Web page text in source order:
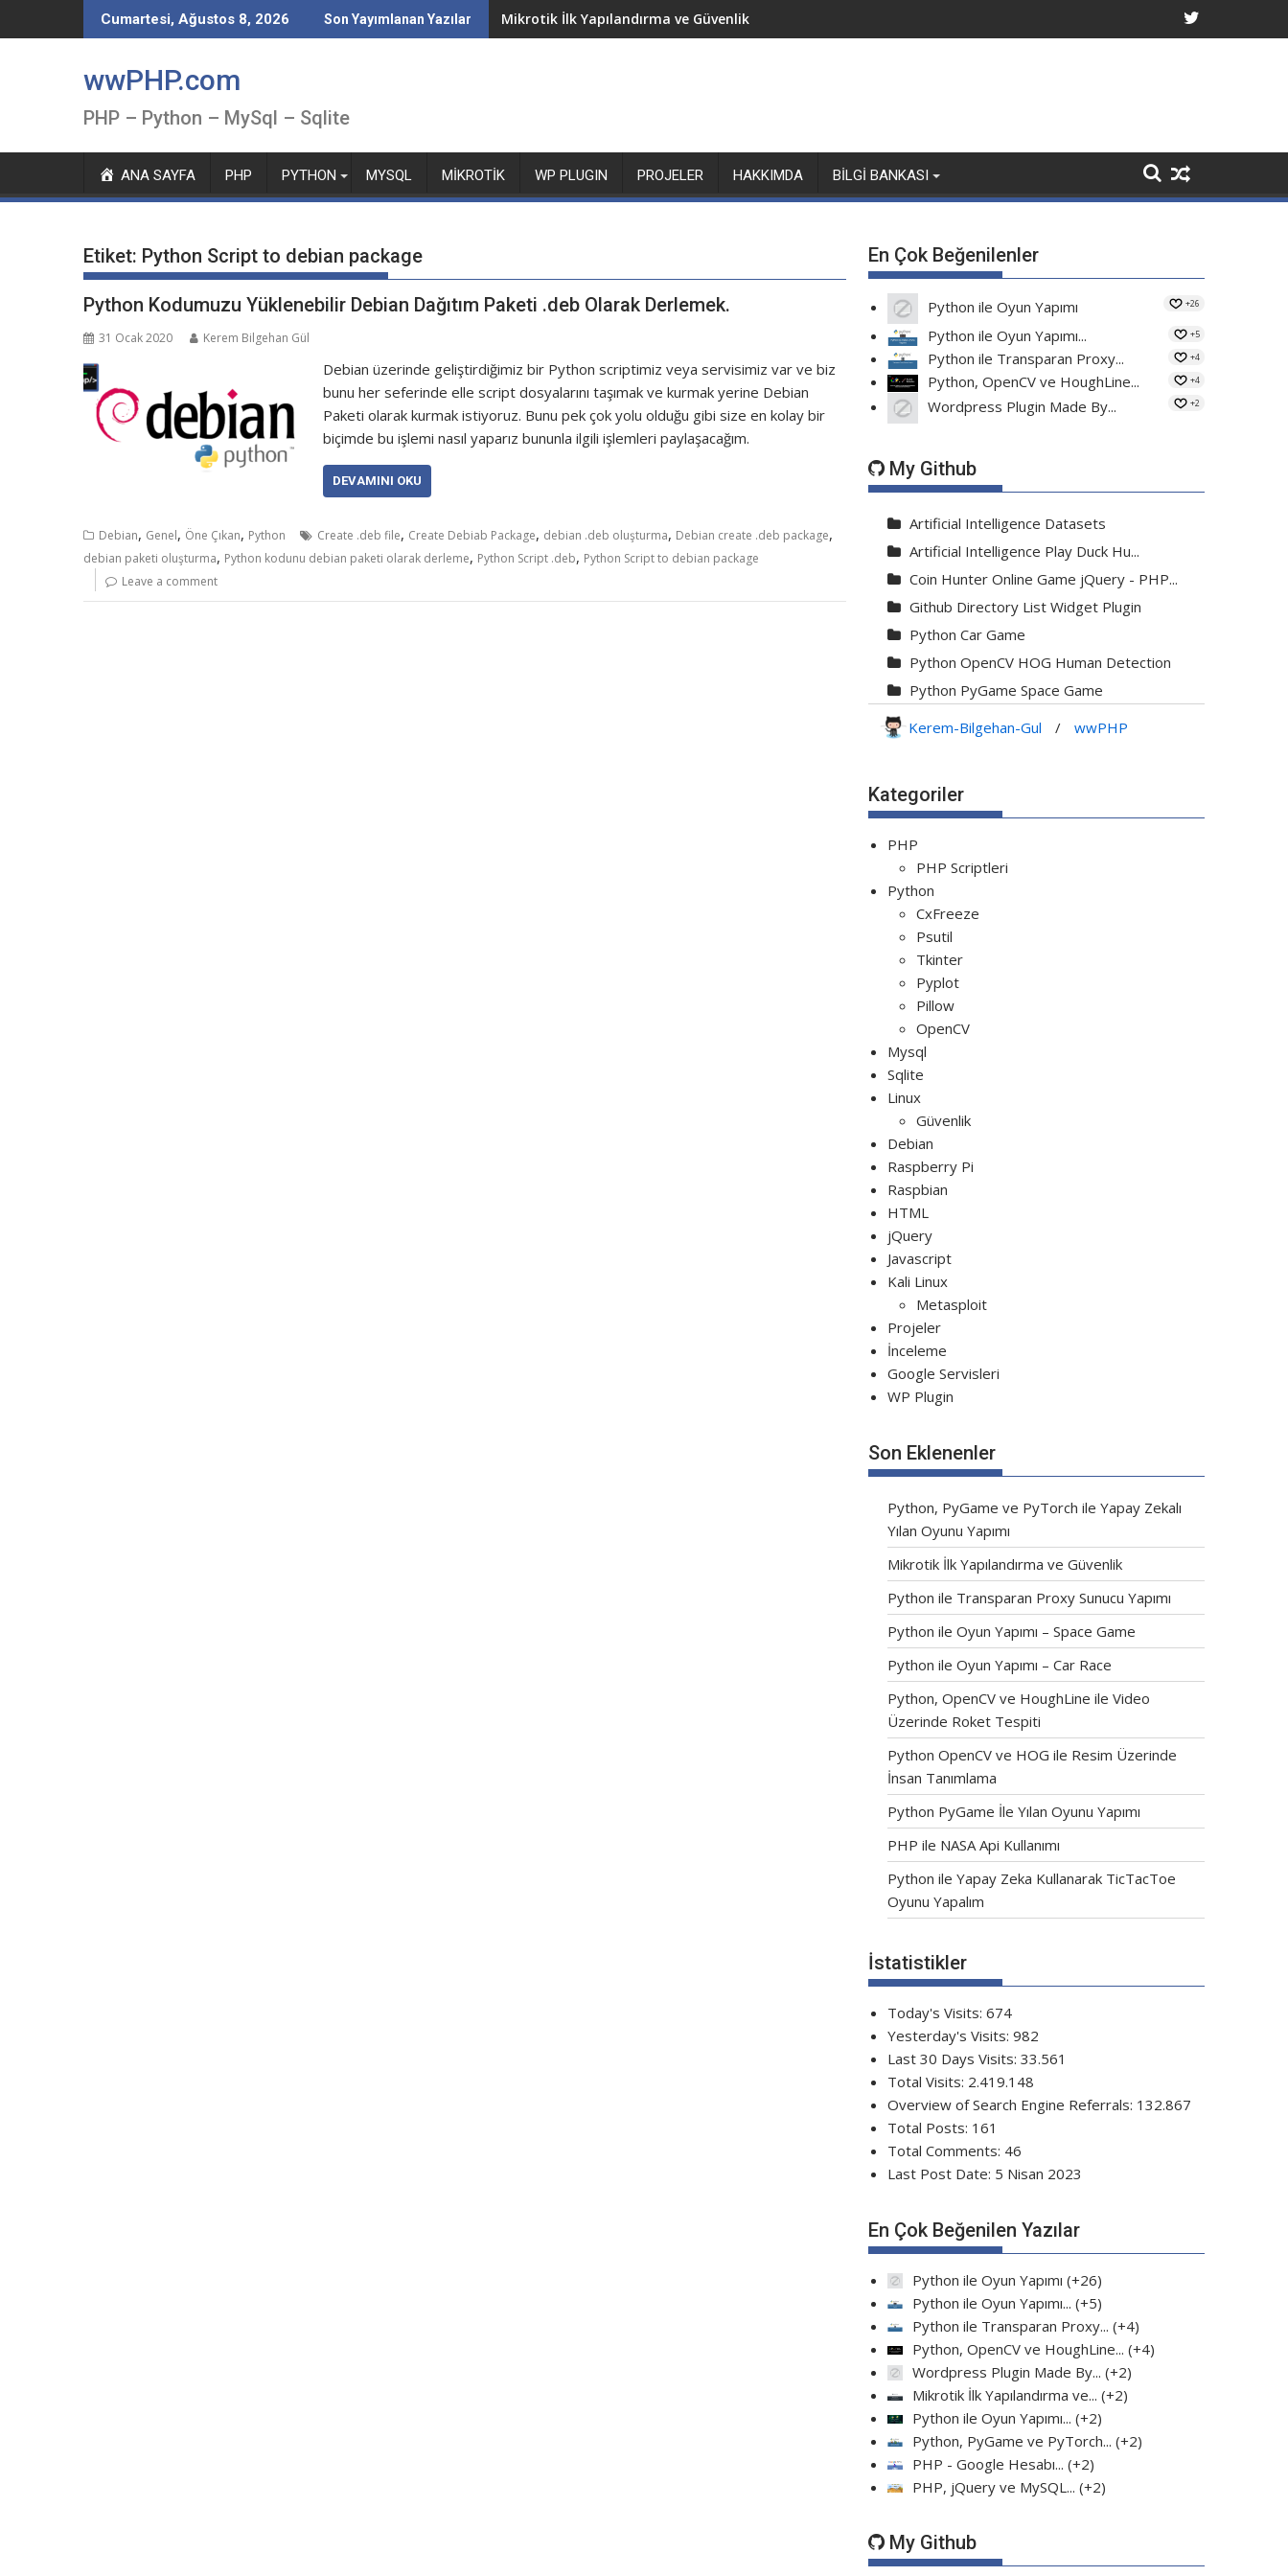
to
Cumartesi, Ağustos 8, 2026 Son Yayımlanan Yazılar Mikrotik İlk Yapılandırma ve Güvenlik
wwPHP.com
PHP – Python – MySql – Sqlite
ANA SAYFA PHP PYTHON MYSQL MIKROTIK WP PLUGIN PROJELER HAKKIMDA BILGI BANKASI
Etiket: Python Script to debian package
Python Kodumuzu Yüklenebilir Debian Dağıtım Paketi .deb Olarak Derlemek.
31 Ocak 2020 Kerem Bilgehan Gül
Debian üzerinde geliştirdiğimiz bir Python scriptimiz veya servisimiz var ve biz
bunu her seferinde elle script dosyalarını taşımak ve kurmak yerine Debian
Paketi olarak kurmak istiyoruz. Bunu pek çok yolu olduğu gibi size en kolay bir
biçimde bu işlemi nasıl yaparız bununla ilgili işlemleri paylaşacağım.
DEVAMINI OKU
Debian, Genel, Öne Çıkan, Python Create .deb file, Create Debiab Package, debian .deb oluşturma, Debian create .deb package,
debian paketi oluşturma, Python kodunu debian paketi olarak derleme, Python Script .deb, Python Script to debian package
Leave a comment
En Çok Beğenilenler
Python ile Oyun Yapımı +26
Python ile Oyun Yapımı... +5
Python ile Transparan Proxy... +4
Python, OpenCV ve HoughLine... +4
Wordpress Plugin Made By... +2
My Github
Artificial Intelligence Datasets
Artificial Intelligence Play Duck Hu...
Coin Hunter Online Game jQuery - PHP...
Github Directory List Widget Plugin
Python Car Game
Python OpenCV HOG Human Detection
Python PyGame Space Game
Python Transparent Proxy Server
Kerem-Bilgehan-Gul / wwPHP
Kategoriler
PHP
PHP Scriptleri
Python
CxFreeze
Psutil
Tkinter
Pyplot
Pillow
OpenCV
Mysql
Sqlite
Linux
Güvenlik
Debian
Raspberry Pi
Raspbian
HTML
jQuery
Javascript
Kali Linux
Metasploit
Projeler
İnceleme
Google Servisleri
WP Plugin
Son Eklenenler
Python, PyGame ve PyTorch ile Yapay Zekalı
Yılan Oyunu Yapımı
Mikrotik İlk Yapılandırma ve Güvenlik
Python ile Transparan Proxy Sunucu Yapımı
Python ile Oyun Yapımı – Space Game
Python ile Oyun Yapımı – Car Race
Python, OpenCV ve HoughLine ile Video
Üzerinde Roket Tespiti
Python OpenCV ve HOG ile Resim Üzerinde
İnsan Tanımlama
Python PyGame İle Yılan Oyunu Yapımı
PHP ile NASA Api Kullanımı
Python ile Yapay Zeka Kullanarak TicTacToe
Oyunu Yapalım
İstatistikler
Today's Visits: 674
Yesterday's Visits: 982
Last 30 Days Visits: 33.561
Total Visits: 2.419.148
Overview of Search Engine Referrals: 132.867
Total Posts: 161
Total Comments: 46
Last Post Date: 5 Nisan 2023
En Çok Beğenilen Yazılar
Python ile Oyun Yapımı +26
Python ile Oyun Yapımı... +5
Python ile Transparan Proxy... +4
Python, OpenCV ve HoughLine... +4
Wordpress Plugin Made By... +2
Mikrotik İlk Yapılandırma ve... +2
Python ile Oyun Yapımı... +2
Python, PyGame ve PyTorch... +2
PHP - Google Hesabı... +2
PHP, jQuery ve MySQL... +2
My Github